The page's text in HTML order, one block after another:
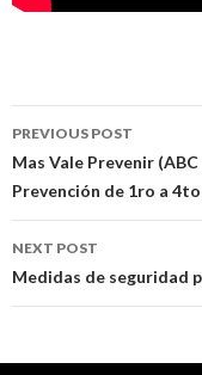
Post
navigation
PREVIOUS POST
Mas Vale Prevenir
Prevención de 1ro a 4to
NEXT POST
Medidas de seguridad